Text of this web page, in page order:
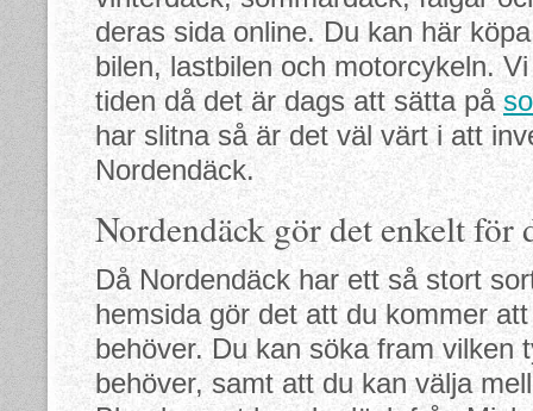
deras sida online. Du kan här
bilen, lastbilen och motorcykeln.
tiden då det är dags att sätta på
har slitna så är det väl värt i att
Nordendäck.
Nordendäck gör det enkelt för
Då Nordendäck har ett så stort
hemsida gör det att du kommer
behöver. Du kan söka fram vilken
behöver, samt att du kan välja